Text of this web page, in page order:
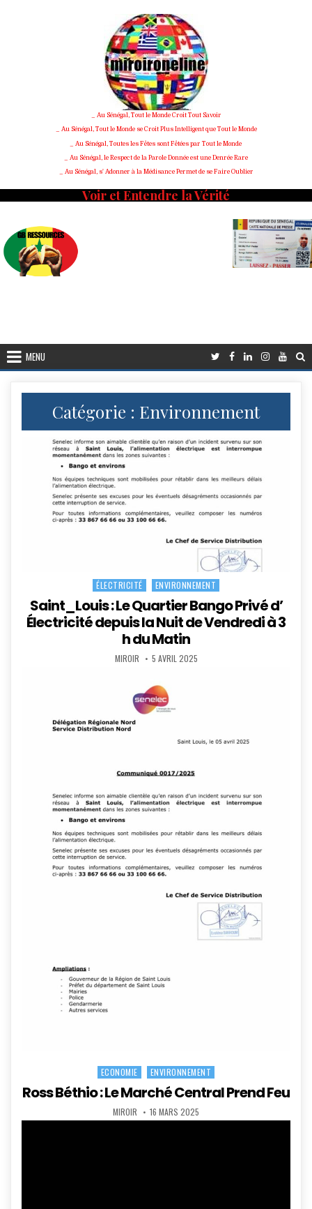
_ Au Sénégal, Tout le Monde Croit Tout Savoir
_ Au Sénégal, Tout le Monde se Croit Plus Intelligent que Tout le Monde
_ Au Sénégal, Toutes les Fêtes sont Fêtées par Tout le Monde
_ Au Sénégal, le Respect de la Parole Donnée est une Denrée Rare
_ Au Sénégal, s' Adonner à la Médisance Permet de se Faire Oublier
Voir et Entendre la Vérité
MENU
Catégorie : Environnement
Posted
in
ÉLECTRICITÉ ENVIRONNEMENT
Saint_Louis : Le Quartier Bango Privé d’
Électricité depuis la Nuit de Vendredi à 3
h du Matin
AUTHOR:
MIROIR PUBLISHED
DATE:
5 AVRIL 2025
Posted
ECONOMIE ENVIRONNEMENT
Ross Béthio : Le Marché Central Prend Feu
AUTHOR:
MIROIR PUBLISHED
DATE:
16 MARS 2025